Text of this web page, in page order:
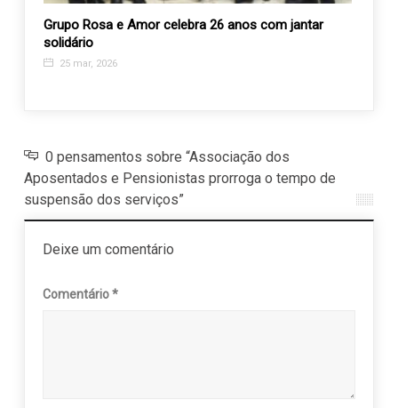
Grupo Rosa e Amor celebra 26 anos com jantar
solidário
25 mar, 2026
0 pensamentos sobre “Associação dos
Aposentados e Pensionistas prorroga o tempo de
suspensão dos serviços”
Deixe um comentário
Comentário*